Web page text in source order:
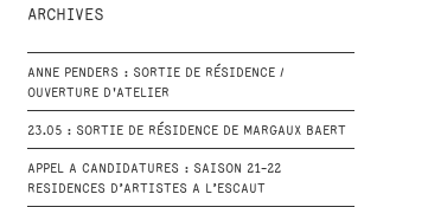
ARCHIVES
ANNE PENDERS : SORTIE DE RÉSIDENCE /
OUVERTURE D'ATELIER
23.05 : SORTIE DE RÉSIDENCE DE MARGAUX BAERT
APPEL A CANDIDATURES : SAISON 21-22
RESIDENCES D’ARTISTES A L’ESCAUT